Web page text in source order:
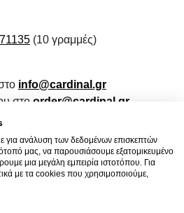
(10 γραμμές)
info@cardinal.gr
στο order@cardinal.gr
Δεδομένων
ανάλυση των δεδομένων επισκεπτών
μας, να παρουσιάσουμε εξατομικευμένο
μια μεγάλη εμπειρία ιστοτόπου. Για
με τα cookies που χρησιμοποιούμε,